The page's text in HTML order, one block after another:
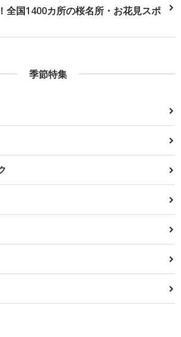
全国1400カ所の桜名所・お花見スポ
季節特集